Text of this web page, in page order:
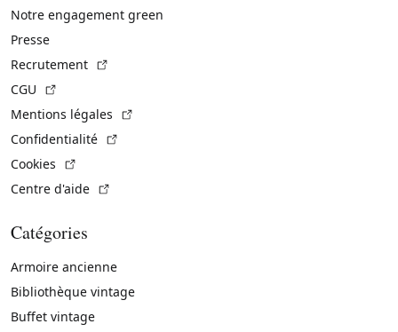
Notre engagement green
Presse
Recrutement
CGU
Mentions légales
Confidentialité
Cookies
Centre d'aide
Catégories
Armoire ancienne
Bibliothèque vintage
Buffet vintage